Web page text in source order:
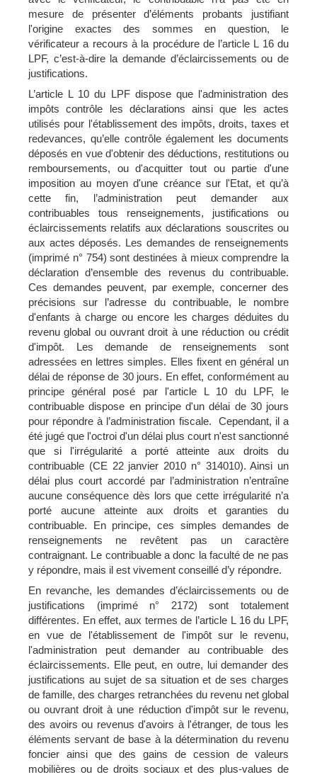
mesure de présenter d’éléments probants justifiant
l'origine exactes des sommes en question, le
vérificateur a recours à la procédure de l’article L 16 du
LPF, c’est-à-dire la demande d’éclaircissements ou de
justifications.
L’article L 10 du LPF dispose que l'administration des
impôts contrôle les déclarations ainsi que les actes
utilisés pour l'établissement des impôts, droits, taxes et
redevances, qu’elle contrôle également les documents
déposés en vue d'obtenir des déductions, restitutions ou
remboursements, ou d'acquitter tout ou partie d'une
imposition au moyen d'une créance sur l'Etat, et qu’à
cette fin, l’administration peut demander aux
contribuables tous renseignements, justifications ou
éclaircissements relatifs aux déclarations souscrites ou
aux actes déposés. Les demandes de renseignements
(imprimé n° 754) sont destinées à mieux comprendre la
déclaration d’ensemble des revenus du contribuable.
Ces demandes peuvent, par exemple, concerner des
précisions sur l’adresse du contribuable, le nombre
d'enfants à charge ou encore les charges déduites du
revenu global ou ouvrant droit à une réduction ou crédit
d'impôt. Les demande de renseignements sont
adressées en lettres simples. Elles fixent en général un
délai de réponse de 30 jours. En effet, conformément au
principe général posé par l'article L 10 du LPF, le
contribuable dispose en principe d'un délai de 30 jours
pour répondre à l’administration fiscale. Cependant, il a
été jugé que l'octroi d'un délai plus court n'est sanctionné
que si l'irrégularité a porté atteinte aux droits du
contribuable (CE 22 janvier 2010 n° 314010). Ainsi un
délai plus court accordé par l’administration n’entraîne
aucune conséquence dès lors que cette irrégularité n’a
porté aucune atteinte aux droits et garanties du
contribuable. En principe, ces simples demandes de
renseignements ne revêtent pas un caractère
contraignant. Le contribuable a donc la faculté de ne pas
y répondre, mais il est vivement conseillé d’y répondre.
En revanche, les demandes d’éclaircissements ou de
justifications (imprimé n° 2172) sont totalement
différentes. En effet, aux termes de l’article L 16 du LPF,
en vue de l'établissement de l'impôt sur le revenu,
l'administration peut demander au contribuable des
éclaircissements. Elle peut, en outre, lui demander des
justifications au sujet de sa situation et de ses charges
de famille, des charges retranchées du revenu net global
ou ouvrant droit à une réduction d'impôt sur le revenu,
des avoirs ou revenus d'avoirs à l'étranger, de tous les
éléments servant de base à la détermination du revenu
foncier ainsi que des gains de cession de valeurs
mobilières ou de droits sociaux et des plus-values de